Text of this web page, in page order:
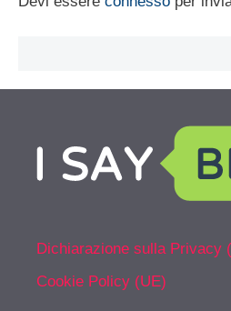
Dichiarazione sulla Privacy
Cookie Policy (UE)